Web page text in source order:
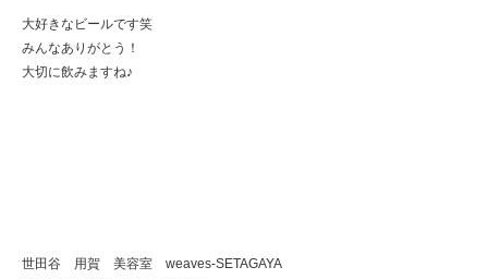
大好きなビールです笑
みんなありがとう！
大切に飲みますね♪
世田谷 用賀 美容室 weaves-SETAGAYA